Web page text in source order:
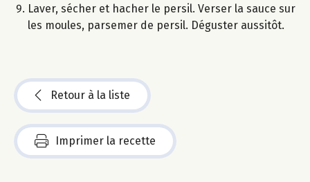
Laver, sécher et hacher le persil. Verser la sauce sur
les moules, parsemer de persil. Déguster aussitôt.
Retour à la liste
Imprimer la recette